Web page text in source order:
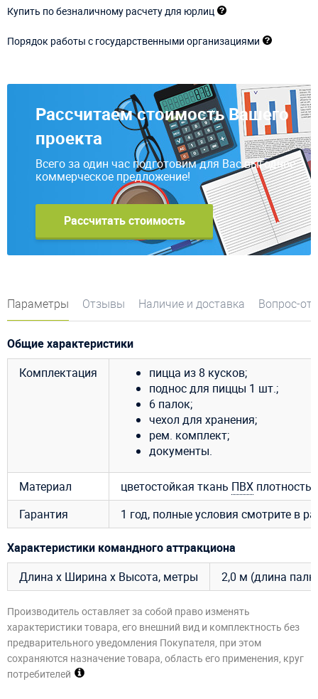
Купить по безналичному расчету для юрлиц
Порядок работы с государственными организациями
Рассчитаем стоимость Вашего
проекта
Всего за один час подготовим для Вас выгодное
коммерческое предложение!
Рассчитать стоимость
Параметры Отзывы Наличие и доставка Вопрос-
Общие характеристики
Комплектация
пицца из 8 кусков;
поднос для пиццы 1 шт.;
6 палок;
чехол для хранения;
рем. комплект;
документы.
Материал цветостойкая ткань ПВХ
Гарантия
1 год, полные условия смотрите в
Характеристики командного аттракциона
Длина х Ширина х Высота, метры
2,0 м (длина
Производитель оставляет за собой право изменять
характеристики товара, его внешний вид и комплектность без
предварительного уведомления Покупателя, при этом
сохраняются назначение товара, область его применения, круг
потребителей